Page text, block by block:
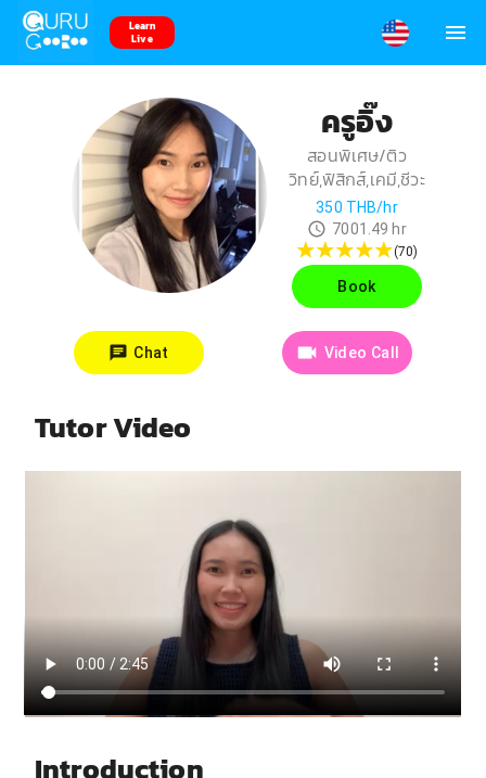
Learn
Live
ครูอิ๊ง
สอนพิเศษ/ติว
วิทย์,ฟิสิกส์,เคมี,ชีวะ
350 THB/hr
7001.49 hr
(70)
Book
Chat Video Call
Tutor Video
Introduction